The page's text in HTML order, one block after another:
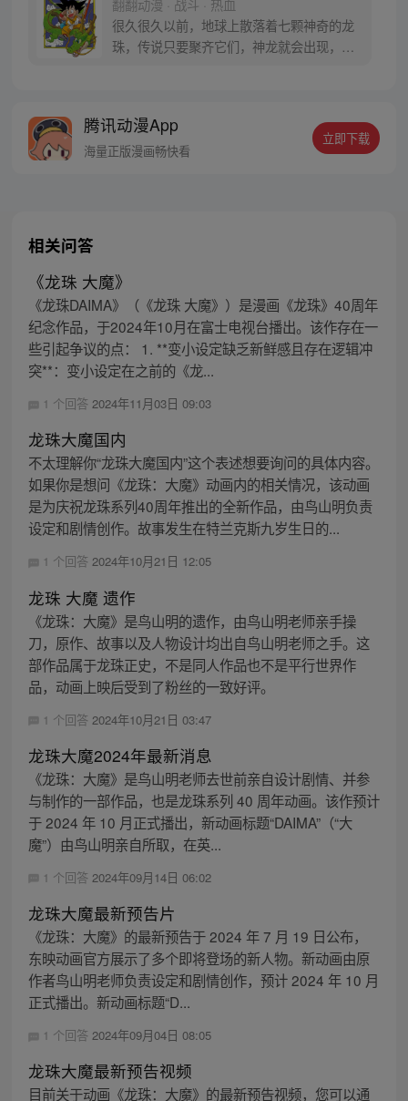
翻翻动漫 · 战斗 · 热血
很久很久以前，地球上散落着七颗神奇的龙
珠，传说只要聚齐它们，神龙就会出现，并
腾讯动漫App
海量正版漫画畅快看
立即下载
相关问答
《龙珠 大魔》
《龙珠DAIMA》（《龙珠 大魔》）是漫画《龙珠》40周年
纪念作品，于2024年10月在富士电视台播出。该作存在一
些引起争议的点： 1. **变小设定缺乏新鲜感且存在逻辑冲
突**：变小设定在之前的《龙...
1 个回答 2024年11月03日 09:03
龙珠大魔国内
不太理解你“龙珠大魔国内”这个表述想要询问的具体内容。
如果你是想问《龙珠：大魔》动画内的相关情况，该动画
是为庆祝龙珠系列40周年推出的全新作品，由鸟山明负责
设定和剧情创作。故事发生在特兰克斯九岁生日的...
1 个回答 2024年10月21日 12:05
龙珠 大魔 遗作
《龙珠：大魔》是鸟山明的遗作，由鸟山明老师亲手操
刀，原作、故事以及人物设计均出自鸟山明老师之手。这
部作品属于龙珠正史，不是同人作品也不是平行世界作
品，动画上映后受到了粉丝的一致好评。
1 个回答 2024年10月21日 03:47
龙珠大魔2024年最新消息
《龙珠：大魔》是鸟山明老师去世前亲自设计剧情、并参
与制作的一部作品，也是龙珠系列 40 周年动画。该作预计
于 2024 年 10 月正式播出，新动画标题“DAIMA”（“大
魔”）由鸟山明亲自所取，在英...
1 个回答 2024年09月14日 06:02
龙珠大魔最新预告片
《龙珠：大魔》的最新预告于 2024 年 7 月 19 日公布，
东映动画官方展示了多个即将登场的新人物。新动画由原
作者鸟山明老师负责设定和剧情创作，预计 2024 年 10 月
正式播出。新动画标题“D...
1 个回答 2024年09月04日 08:05
龙珠大魔最新预告视频
目前关于动画《龙珠：大魔》的最新预告视频，您可以通